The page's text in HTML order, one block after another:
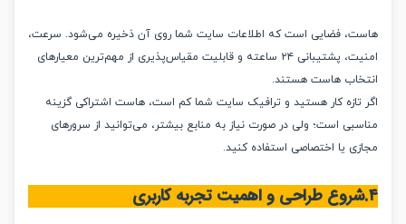
فضایی است که اطلاعات سایت شما روی آن ذخیره می‌شود. سرعت،
امنیت، پشتیبانی ۲۴ ساعته و قابلیت مقیاس‌پذیری از مهم‌ترین معیارهای
هاست هستند.
کار هستید و ترافیک سایت شما کم است، هاست اشتراکی گزینه
است؛ ولی در صورت نیاز به منابع بیشتر، می‌توانید از سرورهای
یا اختصاصی استفاده کنید.
طراحی و اهمیت تجربه کاربری